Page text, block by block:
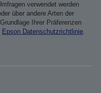
verwendet werden
über andere Arten der
Ihrer Präferenzen
Epson Datenschutzrichtlinie.